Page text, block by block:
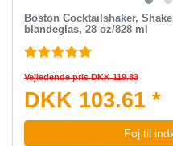
Boston Cocktailshaker,
blandeglas, 28 oz/828 ml
Vejledende pris DKK 119.83
DKK 103.61 *
Foj til